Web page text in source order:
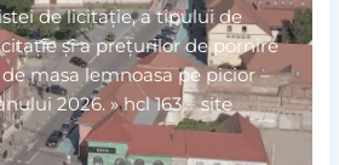
de licitație, a tipului de
și a prețurilor de pornire
masa lemnoasa pe picior –
2026. »hcl 163 – site